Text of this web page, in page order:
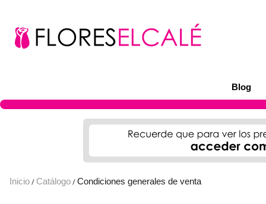
Blog
Inicio / Catálogo / Condiciones generales de venta